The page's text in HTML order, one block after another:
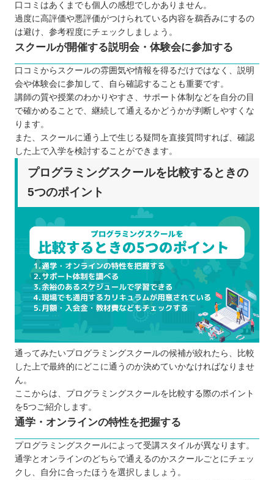
口コミはあくまでも個人の感想でしかありません。
過度に高評価や悪評価がつけられている内容を鵜呑みにするの
は避け、参考程度にチェックしましょう。
スクールが開催する説明会・体験会に参加する
口コミからスクールの雰囲気や情報を得るだけではなく、説明
会や体験会に参加して、自ら確認することも重要です。
講師の質や授業のわかりやすさ、サポート体制などを自分の目
で確かめることで、継続して通えるかどうかが判断しやすくな
ります。
また、スクールに通う上で生じる疑問を直接質問すれば、確認
した上で入学を検討することができます。
プログラミングスクールを比較するときの
5つのポイント
通ってみたいプログラミングスクールの候補が絞れたら、比較
した上で最終的にどこに通うのか決めていかなければなりませ
ん。
ここからは、プログラミングスクールを比較する際のポイント
を5つご紹介します。
通学・オンラインの特性を把握する
プログラミングスクールによって受講スタイルが異なります。
通学とオンラインのどちらで通えるのかスクールごとにチェッ
クし、自分に合ったほうを選択しましょう。